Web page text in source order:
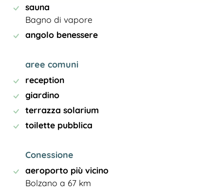
sauna
Bagno di vapore
angolo benessere
aree comuni
reception
giardino
terrazza solarium
toilette pubblica
Conessione
aeroporto più vicino
Bolzano a 67 km